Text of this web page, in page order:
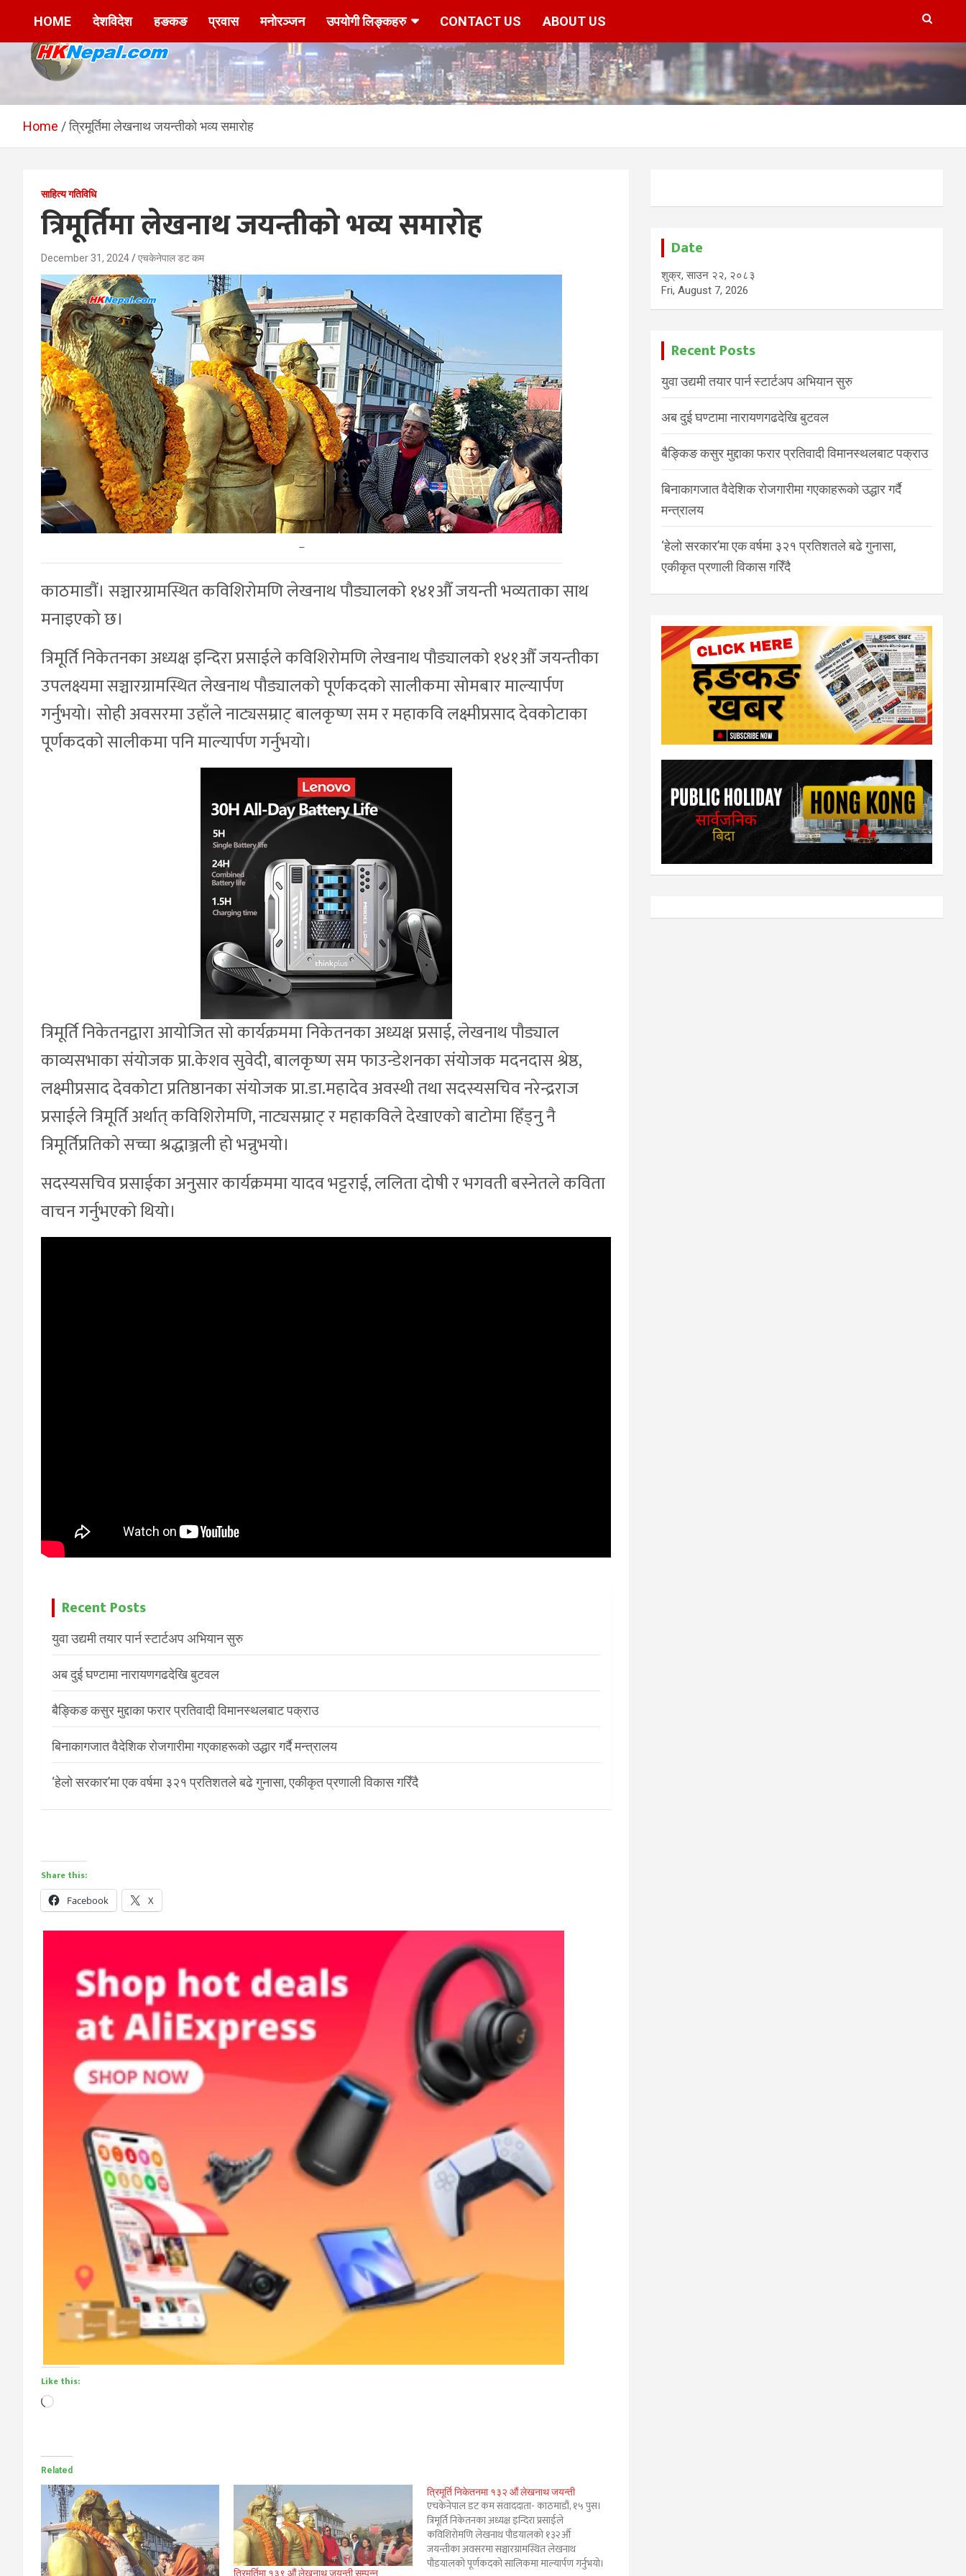
HKNepal.com –
हङकङबाट सञ्चालित पहिलो
नेपाली अनलाईन पत्रिका
hknepal, hknepal.com, hk nepal, hk nepal com
HOME देशविदेश हङकङ प्रवास मनोरञ्जन उपयोगी लिङ्कहरु CONTACT US ABOUT US
Home त्रिमूर्तिमा लेखनाथ जयन्तीको भव्य समारोह
साहित्य गतिविधि
त्रिमूर्तिमा लेखनाथ जयन्तीको भव्य समारोह
December 31, 2024 एचकेनेपाल डट कम
–
काठमाडौं। सञ्चारग्रामस्थित कविशिरोमणि लेखनाथ पौड्यालको १४१औँ जयन्ती भव्यताका साथ
मनाइएको छ।
त्रिमूर्ति निकेतनका अध्यक्ष इन्दिरा प्रसाईले कविशिरोमणि लेखनाथ पौड्यालको १४१औँ जयन्तीका
उपलक्ष्यमा सञ्चारग्रामस्थित लेखनाथ पौड्यालको पूर्णकदको सालीकमा सोमबार माल्यार्पण
गर्नुभयो। सोही अवसरमा उहाँले नाट्यसम्राट् बालकृष्ण सम र महाकवि लक्ष्मीप्रसाद देवकोटाका
पूर्णकदको सालीकमा पनि माल्यार्पण गर्नुभयो।
त्रिमूर्ति निकेतनद्वारा आयोजित सो कार्यक्रममा निकेतनका अध्यक्ष प्रसाई, लेखनाथ पौड्याल
काव्यसभाका संयोजक प्रा.केशव सुवेदी, बालकृष्ण सम फाउन्डेशनका संयोजक मदनदास श्रेष्ठ,
लक्ष्मीप्रसाद देवकोटा प्रतिष्ठानका संयोजक प्रा.डा.महादेव अवस्थी तथा सदस्यसचिव नरेन्द्रराज
प्रसाईले त्रिमूर्ति अर्थात् कविशिरोमणि, नाट्यसम्राट् र महाकविले देखाएको बाटोमा हिँड्नु नै
त्रिमूर्तिप्रतिको सच्चा श्रद्धाञ्जली हो भन्नुभयो।
सदस्यसचिव प्रसाईका अनुसार कार्यक्रममा यादव भट्टराई, ललिता दोषी र भगवती बस्नेतले कविता
वाचन गर्नुभएको थियो।
Recent Posts
युवा उद्यमी तयार पार्न स्टार्टअप अभियान सुरु
अब दुई घण्टामा नारायणगढदेखि बुटवल
बैङ्किङ कसुर मुद्दाका फरार प्रतिवादी विमानस्थलबाट पक्राउ
बिनाकागजात वैदेशिक रोजगारीमा गएकाहरूको उद्धार गर्दै मन्त्रालय
‘हेलो सरकार’मा एक वर्षमा ३२१ प्रतिशतले बढे गुनासा, एकीकृत प्रणाली विकास गरिँदै
Share this:
Facebook X
Like this:
Loading…
Related
त्रिमूर्तिमा १३९ औं लेखनाथ जयन्ती सम्पन्न
त्रिमूर्ति निकेतनमा १३२ औं लेखनाथ जयन्ती
एचकेनेपाल डट कम संवाददाता- काठमाडौं, १५ पुस।
त्रिमूर्ति निकेतनका अध्यक्ष इन्दिरा प्रसाईले
कविशिरोमणि लेखनाथ पौडयालको १३२औँ
जयन्तीका अवसरमा सञ्चारग्रामस्थित लेखनाथ
पौडयालको पूर्णकदको सालिकमा माल्यार्पण गर्नुभयो।
Date
शुक्र, साउन २२, २०८३
Fri, August 7, 2026
Recent Posts
युवा उद्यमी तयार पार्न स्टार्टअप अभियान सुरु
अब दुई घण्टामा नारायणगढदेखि बुटवल
बैङ्किङ कसुर मुद्दाका फरार प्रतिवादी विमानस्थलबाट पक्राउ
बिनाकागजात वैदेशिक रोजगारीमा गएकाहरूको उद्धार गर्दै
मन्त्रालय
‘हेलो सरकार’मा एक वर्षमा ३२१ प्रतिशतले बढे गुनासा,
एकीकृत प्रणाली विकास गरिँदै